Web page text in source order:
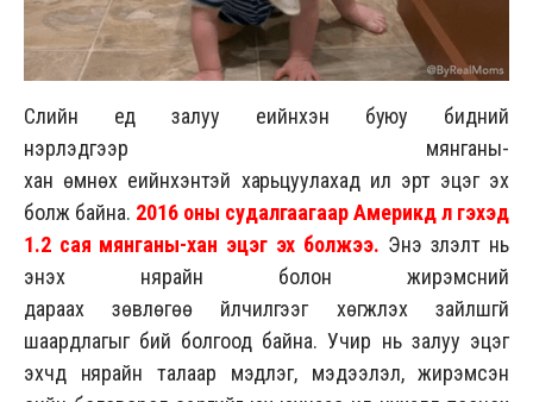
Сүүлийн үед залуу үеийнхэн буюу бидний
нэрлэдгээр мянганы-
хан өмнөх үеийнхэнтэй харьцуулахад илүү эрт эцэг эх
болж байна. 2016оны судалгаагаар Америкд л гэхэд
1.2 сая мянганы-хан эцэг эх болжээ. Энэ үзүүлэлт нь
энэхүү нярайн болон жирэмсний
дараах зөвлөгөө үйлчилгээг хөгжүүлэх зайлшгүй
шаардлагыг бий болгоод байна. Учир нь залуу эцэг
эхчүүд нярайн талаар мэдлэг, мэдээлэл, жирэмсэн